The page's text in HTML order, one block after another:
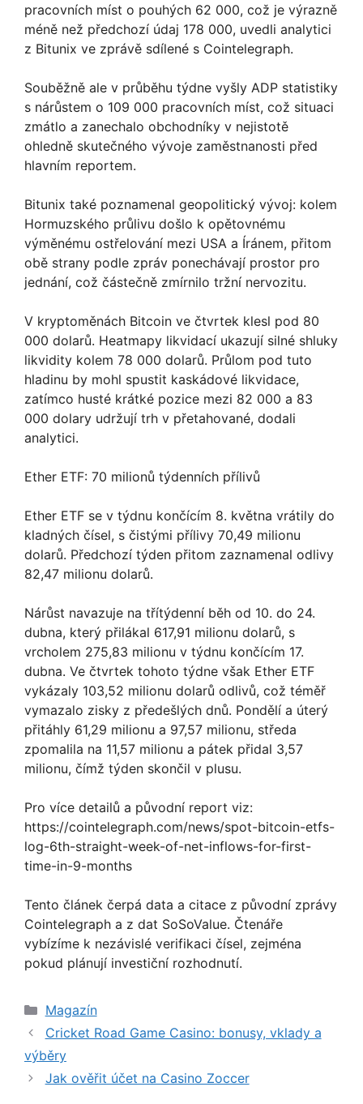
pracovních míst o pouhých 62 000, což je výrazně
méně než předchozí údaj 178 000, uvedli analytici
z Bitunix ve zprávě sdílené s Cointelegraph.
Souběžně ale v průběhu týdne vyšly ADP statistiky
s nárůstem o 109 000 pracovních míst, což situaci
zmátlo a zanechalo obchodníky v nejistotě
ohledně skutečného vývoje zaměstnanosti před
hlavním reportem.
Bitunix také poznamenal geopolitický vývoj: kolem
Hormuzského průlivu došlo k opětovnému
výměnému ostřelování mezi USA a Íránem, přitom
obě strany podle zpráv ponechávají prostor pro
jednání, což částečně zmírnilo tržní nervozitu.
V kryptoměnách Bitcoin ve čtvrtek klesl pod 80
000 dolarů. Heatmapy likvidací ukazují silné shluky
likvidity kolem 78 000 dolarů. Průlom pod tuto
hladinu by mohl spustit kaskádové likvidace,
zatímco husté krátké pozice mezi 82 000 a 83
000 dolary udržují trh v přetahované, dodali
analytici.
Ether ETF: 70 milionů týdenních přílivů
Ether ETF se v týdnu končícím 8. května vrátily do
kladných čísel, s čistými přílivy 70,49 milionu
dolarů. Předchozí týden přitom zaznamenal odlivy
82,47 milionu dolarů.
Nárůst navazuje na třítýdenní běh od 10. do 24.
dubna, který přilákal 617,91 milionu dolarů, s
vrcholem 275,83 milionu v týdnu končícím 17.
dubna. Ve čtvrtek tohoto týdne však Ether ETF
vykázaly 103,52 milionu dolarů odlivů, což téměř
vymazalo zisky z předešlých dnů. Pondělí a úterý
přitáhly 61,29 milionu a 97,57 milionu, středa
zpomalila na 11,57 milionu a pátek přidal 3,57
milionu, čímž týden skončil v plusu.
Pro více detailů a původní report viz:
https://cointelegraph.com/news/spot-bitcoin-etfs-
log-6th-straight-week-of-net-inflows-for-first-
time-in-9-months
Tento článek čerpá data a citace z původní zprávy
Cointelegraph a z dat SoSoValue. Čtenáře
vybízíme k nezávislé verifikaci čísel, zejména
pokud plánují investiční rozhodnutí.
Rubriky
Magazín
Cricket Road Game Casino: bonusy, vklady a
výběry
Jak ověřit účet na Casino Zoccer